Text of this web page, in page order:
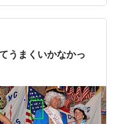
Squeeze-and-
に SE（Squeeze-
うまくいかなかっ